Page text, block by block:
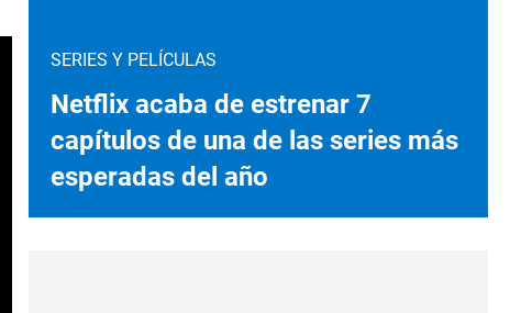
SERIES Y PELÍCULAS
Netflix acaba de estrenar 7
capítulos de una de las series más
esperadas del año